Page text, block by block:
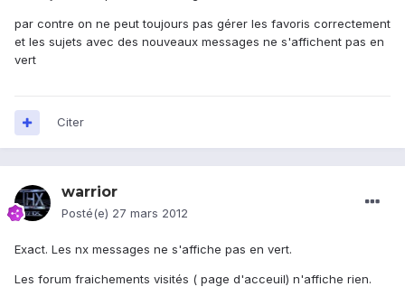
par contre on ne peut toujours pas gérer les favoris correctement
et les sujets avec des nouveaux messages ne s'affichent pas en
vert
Citer
warrior
Posté(e) 27 mars 2012
Exact. Les nx messages ne s'affiche pas en vert.
Les forum fraichements visités ( page d'acceuil) n'affiche rien.